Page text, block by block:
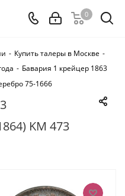
0
- Купить талеры в Москве -
- Бавария 1 крейцер 1863
75-1666
KM 473